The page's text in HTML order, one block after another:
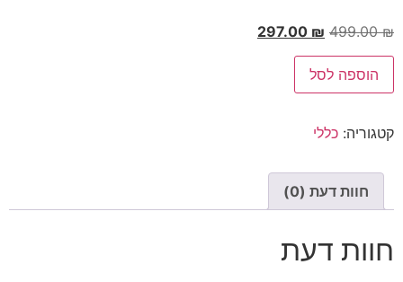
499.00₪
297.00 ₪
הוספה לסל
קטגוריה: כללי
חוות דעת (0)
חוות דעת